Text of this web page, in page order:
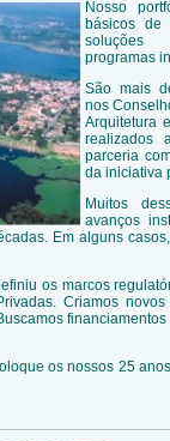
Nosso
básicos de
soluções
programas
São mais
nos
Arquitetura
realizados
parceria
da iniciativa
Muitos
avanços
Em alguns
os marcos
Criamos
os nossos 25